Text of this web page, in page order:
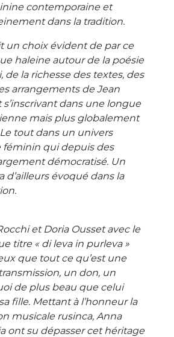
contemporaine et
dans la tradition.
un choix évident de par ce
haleine autour de la poésie
de la richesse des textes, des
arrangements de Jean
s’inscrivant dans une longue
mais plus globalement
tout dans un univers
qui depuis des
démocratisé. Un
d’ailleurs évoqué dans la
et Doria Ousset avec le
titre « di leva in purleva »
que tout ce qu’est une
un don, un
de plus beau que celui
fille. Mettant à l’honneur la
musicale rusinca, Anna
ont su dépasser cet héritage